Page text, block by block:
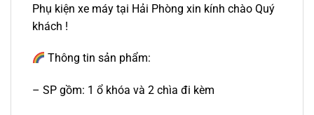
Phụ kiện xe máy tại Hải Phòng xin kính chào Quý
khách !
Thông tin sản phẩm:
– SP gồm: 1 ổ khóa và 2 chìa đi kèm